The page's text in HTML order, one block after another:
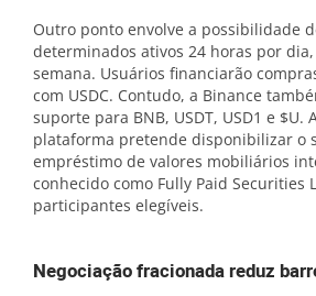
Outro ponto envolve a possibilidade
determinados ativos 24 horas por
semana. Usuários financiarão
com USDC. Contudo, a Binance
suporte para BNB, USDT, USD1 e $U.
plataforma pretende disponibilizar o
empréstimo de valores mobiliários
conhecido como Fully Paid Securities
participantes elegíveis.
Negociação fracionada reduz